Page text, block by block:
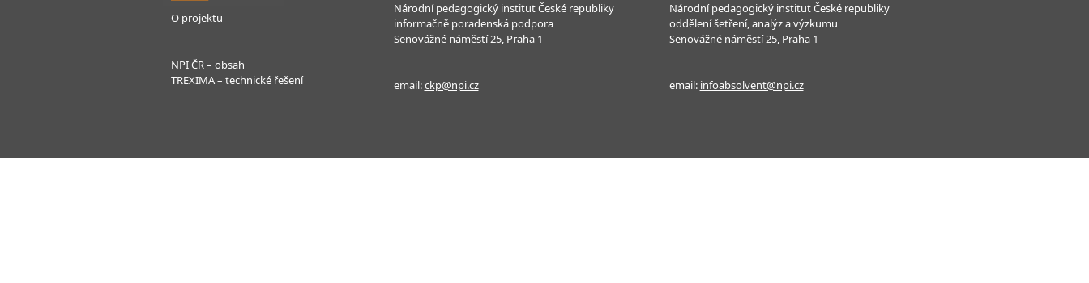
O projektu
NPI ČR – obsah
TREXIMA – technické řešení
Národní pedagogický institut České republiky
informačně poradenská podpora
Senovážné náměstí 25, Praha 1
email:ckp@npi.cz
Národní pedagogický institut České republiky
oddělení šetření, analýz a výzkumu
Senovážné náměstí 25, Praha 1
email: infoabsolvent@npi.cz